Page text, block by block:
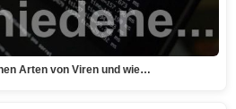
Arten von Viren und wie…